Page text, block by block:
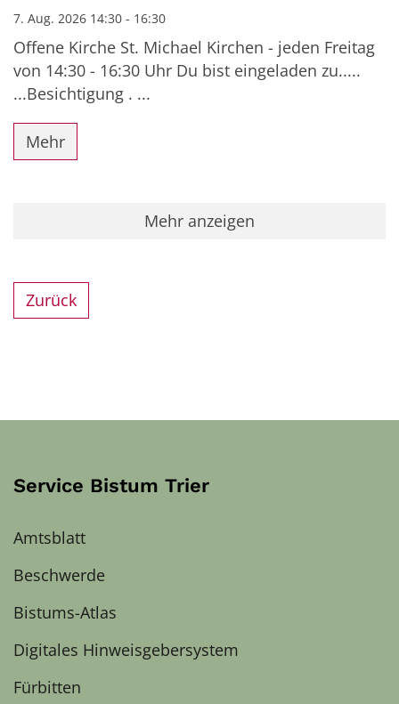
7. Aug. 2026 14:30 - 16:30
Offene Kirche St. Michael Kirchen - jeden Freitag
von 14:30 - 16:30 Uhr Du bist eingeladen zu.....
...Besichtigung . ...
Mehr
Mehr anzeigen
Zurück
Service Bistum Trier
Amtsblatt
Beschwerde
Bistums-Atlas
Digitales Hinweisgebersystem
Fürbitten